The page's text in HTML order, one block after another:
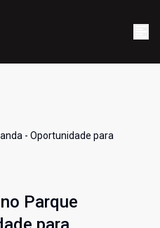
- Oportunidade para
Parque